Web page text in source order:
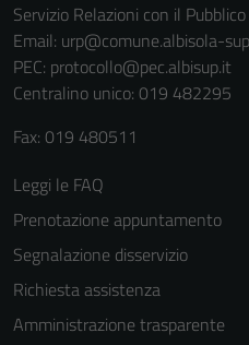
Servizio Relazioni con il Pubblico
Email: urp@comune.albisola-
PEC: protocollo@pec.albisup.it
Centralino unico: 019 482295
Fax: 019 480511
Leggi le FAQ
Prenotazione appuntamento
Segnalazione disservizio
Richiesta assistenza
Amministrazione trasparente